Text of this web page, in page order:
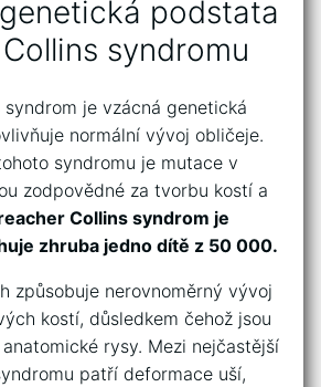
podstata
syndromu
je vzácná⁤ genetická
normální⁢ vývoj obličeje.​
syndromu je mutace v
zodpovědné za ‍tvorbu kostí‍ a
Collins ⁣syndrom je⁤
​zhruba jedno dítě z 50 000.
způsobuje‌ nerovnoměrný vývoj
kostí, ‌důsledkem⁤ čehož jsou‍
rysy. Mezi nejčastější
patří deformace uší,